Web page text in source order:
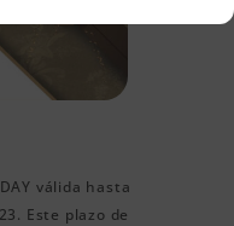
válida hasta
Este plazo de